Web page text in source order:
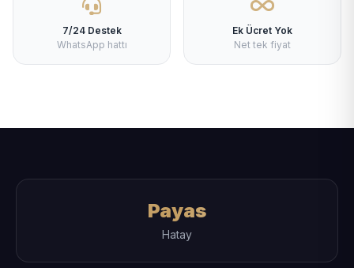
7/24 Destek
WhatsApp hattı
Ek Ücret Yok
Net tek fiyat
Payas
Hatay